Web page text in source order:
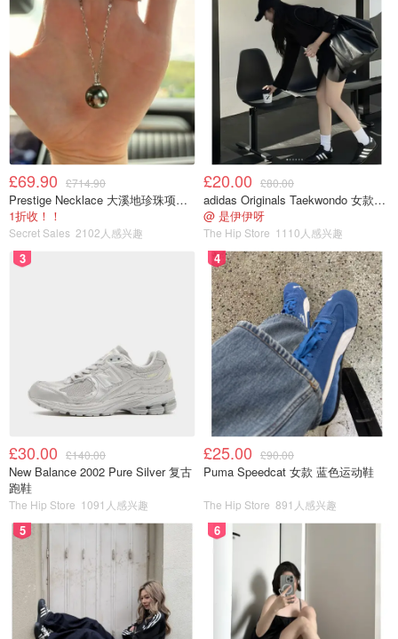
£69.90 £714.90
Prestige Necklace 大溪地珍珠项链 10-11mm
1折收！！
Secret Sales 2102人感兴趣
£20.00 £80.00
adidas Originals Taekwondo 女款黑色运动鞋
@ 是伊伊呀
The Hip Store 1110人感兴趣
3
£30.00 £140.00
New Balance 2002 Pure Silver 复古
跑鞋
The Hip Store 1091人感兴趣
4
£25.00 £90.00
Puma Speedcat 女款 蓝色运动鞋
The Hip Store 891人感兴趣
5 6